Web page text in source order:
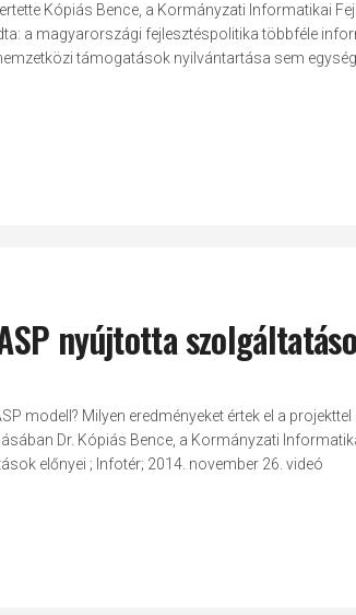
Kópiás Bence, a Kormányzati Informatikai
a magyarországi fejlesztéspolitika többféle
támogatások nyilvántartása sem
nyújtotta
modell? Milyen eredményeket értek el a
Dr. Kópiás Bence, a Kormányzati
előnyei ; Infotér; 2014. november 26. videó